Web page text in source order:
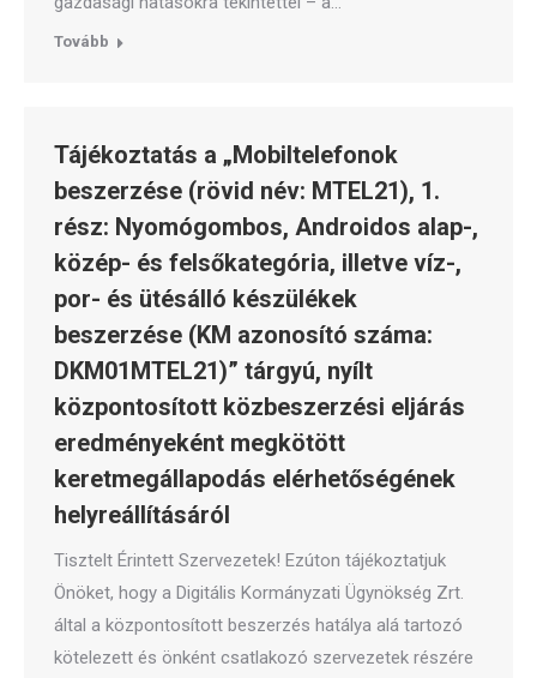
Tovább
Tájékoztatás a „Mobiltelefonok
beszerzése (rövid név: MTEL21), 1.
rész: Nyomógombos, Androidos alap-,
közép- és felsőkategória, illetve víz-,
por- és ütésálló készülékek
beszerzése (KM azonosító száma:
DKM01MTEL21)” tárgyú, nyílt
központosított közbeszerzési eljárás
eredményeként megkötött
keretmegállapodás elérhetőségének
helyreállításáról
Tisztelt Érintett Szervezetek! Ezúton tájékoztatjuk
Önöket, hogy a Digitális Kormányzati Ügynökség Zrt.
által a központosított beszerzés hatálya alá tartozó
kötelezett és önként csatlakozó szervezetek részére